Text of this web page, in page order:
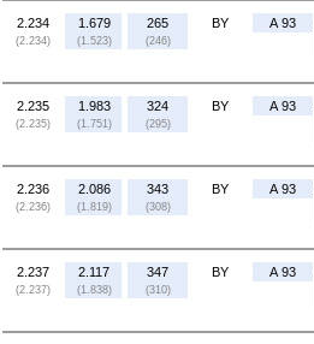
2.234
(2.234)
1.679
(1.523)
265
(246)
BY A 93
2.235
(2.235)
1.983
(1.751)
324
(295)
BY A 93
2.236
(2.236)
2.086
(1.819)
343
(308)
BY A 93
2.237
(2.237)
2.117
(1.838)
347
(310)
BY A 93